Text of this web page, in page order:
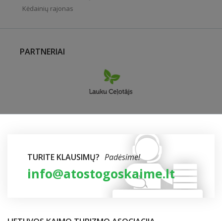
Kėdainių rajonas
PARTNERIAI
TURITE KLAUSIMŲ? Padėsime!
info@atostogoskaime.lt